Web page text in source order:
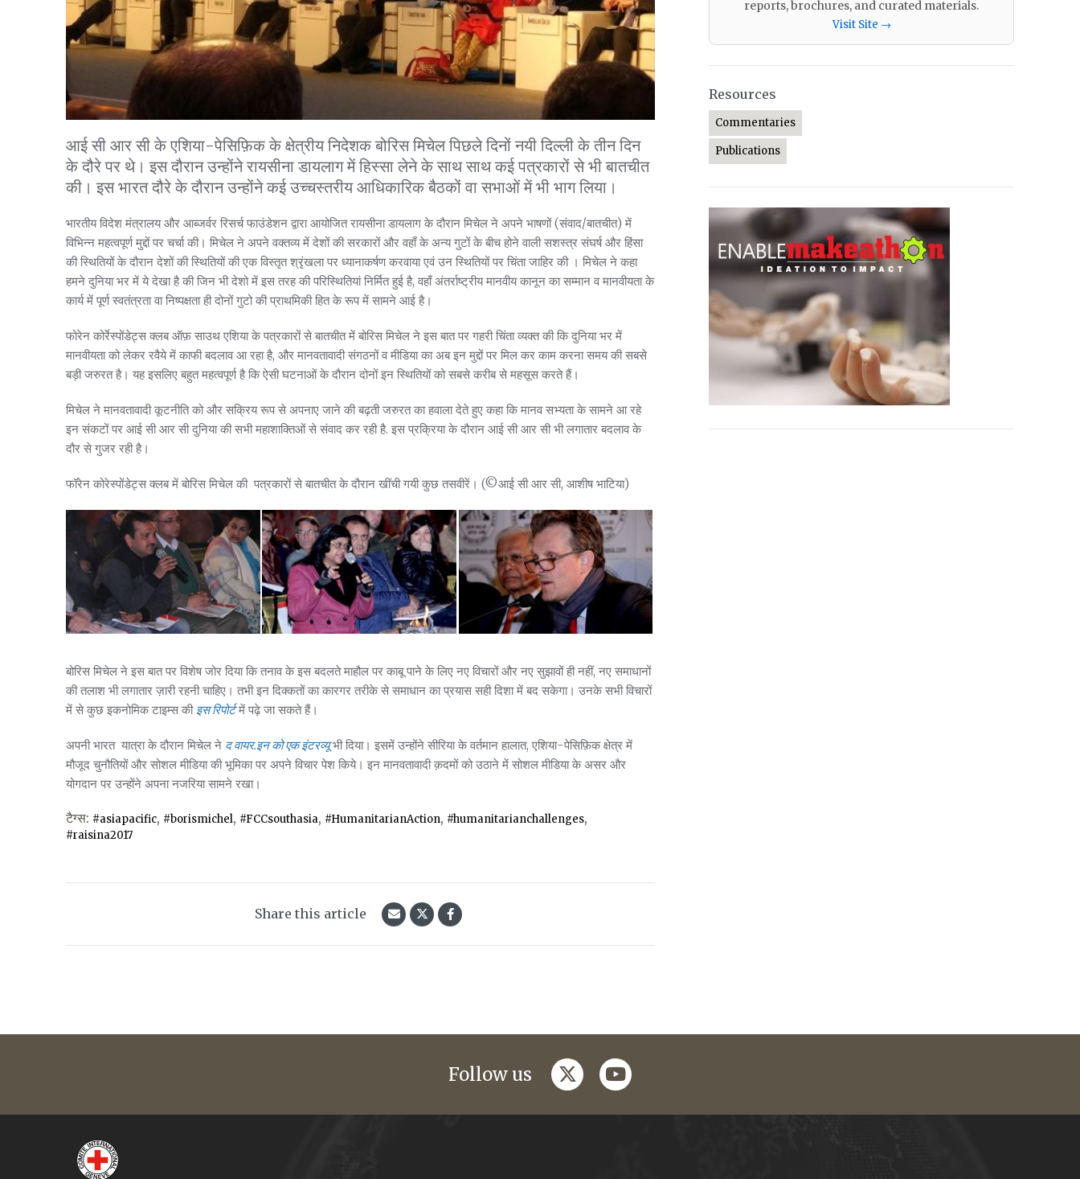
आई सी आर सी के एशिया-पेसिफ़िक के क्षेत्रीय निदेशक बोरिस मिचेल पिछले दिनों नयी दिल्ली के तीन दिन
के दौरे पर थे। इस दौरान उन्होंने रायसीना डायलाग में हिस्सा लेने के साथ साथ कई पत्रकारों से भी बातचीत
की। इस भारत दौरे के दौरान उन्होंने कई उच्चस्तरीय आधिकारिक बैठकों वा सभाओं में भी भाग लिया।
भारतीय विदेश मंत्रालय और आब्जर्वर रिसर्च फाउंडेशन द्वारा आयोजित रायसीना डायलाग के दौरान मिचेल ने अपने भाषणों (संवाद/बातचीत) में
विभिन्न महत्वपूर्ण मुद्दों पर चर्चा की। मिचेल ने अपने वक्तव्य में देशों की सरकारों और वहाँ के अन्य गुटों के बीच होने वाली सशस्त्र संघर्ष और हिंसा
की स्थितियों के दौरान देशों की स्थितियों की एक विस्तृत श्रृंखला पर ध्यानाकर्षण करवाया एवं उन स्थितियों पर चिंता जाहिर की । मिचेल ने कहा
हमने दुनिया भर में ये देखा है की जिन भी देशो में इस तरह की परिस्थितियां निर्मित हुई है, वहाँ अंतर्राष्ट्रीय मानवीय कानून का सम्मान व मानवीयता के
कार्य में पूर्ण स्वतंत्रता वा निष्पक्षता ही दोनों गुटो की प्राथमिकी हित के रूप में सामने आई है।
फोरेन कोर्रेस्पोंडेट्स क्लब ऑफ़ साउथ एशिया के पत्रकारों से बातचीत में बोरिस मिचेल ने इस बात पर गहरी चिंता व्यक्त की कि दुनिया भर में
मानवीयता को लेकर रवैये में काफी बदलाव आ रहा है, और मानवतावादी संगठनों व मीडिया का अब इन मुद्दों पर मिल कर काम करना समय की सबसे
बड़ी जरुरत है। यह इसलिए बहुत महत्वपूर्ण है कि ऐसी घटनाओं के दौरान दोनों इन स्थितियों को सबसे करीब से महसूस करते हैं।
मिचेल ने मानवतावादी कूटनीति को और सक्रिय रूप से अपनाए जाने की बढ़ती जरुरत का हवाला देते हुए कहा कि मानव सभ्यता के सामने आ रहे
इन संकटों पर आई सी आर सी दुनिया की सभी महाशाक्तिओं से संवाद कर रही है. इस प्रक्रिया के दौरान आई सी आर सी भी लगातार बदलाव के
दौर से गुजर रही है।
फॉरेन कोरेस्पोंडेट्स क्लब में बोरिस मिचेल की पत्रकारों से बातचीत के दौरान खींची गयी कुछ तसवीरें। (©आई सी आर सी, आशीष भाटिया)
बोरिस मिचेल ने इस बात पर विशेष जोर दिया कि तनाव के इस बदलते माहौल पर काबू पाने के लिए नए विचारों और नए सुझावों ही नहीं, नए समाधानों
की तलाश भी लगातार ज़ारी रहनी चाहिए। तभी इन दिक्कतों का कारगर तरीके से समाधान का प्रयास सही दिशा में बद सकेगा। उनके सभी विचारों
में से कुछ इकनोमिक टाइम्स की इस रिपोर्टमें पढ़े जा सकते हैं।
अपनी भारत यात्रा के दौरान मिचेल ने द वायर.इन को एक इंटरव्यूभी दिया। इसमें उन्होंने सीरिया के वर्तमान हालात, एशिया-पेसिफ़िक क्षेत्र में
मौजूद चुनौतियों और सोशल मीडिया की भूमिका पर अपने विचार पेश किये। इन मानवतावादी क़दमों को उठाने में सोशल मीडिया के असर और
योगदान पर उन्होंने अपना नजरिया सामने रखा।
टैग्स: #asiapacific, #borismichel, #FCCsouthasia, #HumanitarianAction, #humanitarianchallenges,
#raisina2017
Share this article
reports, brochures, and curated materials.
Visit Site →
Resources
Commentaries
Publications
Follow us twitteryoutube